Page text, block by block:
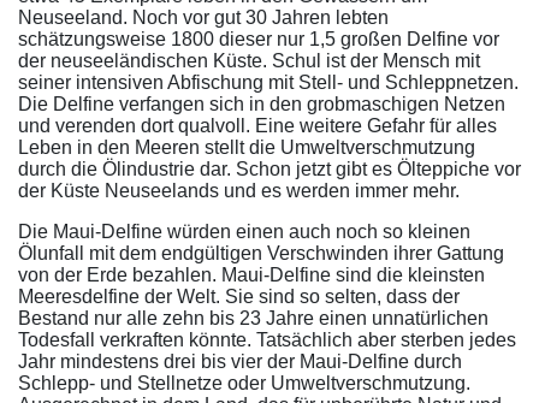
Neuseeland. Noch vor gut 30 Jahren lebten
schätzungsweise 1800 dieser nur 1,5 großen Delfine vor
der neuseeländischen Küste. Schul ist der Mensch mit
seiner intensiven Abfischung mit Stell- und Schleppnetzen.
Die Delfine verfangen sich in den grobmaschigen Netzen
und verenden dort qualvoll. Eine weitere Gefahr für alles
Leben in den Meeren stellt die Umweltverschmutzung
durch die Ölindustrie dar. Schon jetzt gibt es Ölteppiche vor
der Küste Neuseelands und es werden immer mehr.
Die Maui-Delfine würden einen auch noch so kleinen
Ölunfall mit dem endgültigen Verschwinden ihrer Gattung
von der Erde bezahlen. Maui-Delfine sind die kleinsten
Meeresdelfine der Welt. Sie sind so selten, dass der
Bestand nur alle zehn bis 23 Jahre einen unnatürlichen
Todesfall verkraften könnte. Tatsächlich aber sterben jedes
Jahr mindestens drei bis vier der Maui-Delfine durch
Schlepp- und Stellnetze oder Umweltverschmutzung.